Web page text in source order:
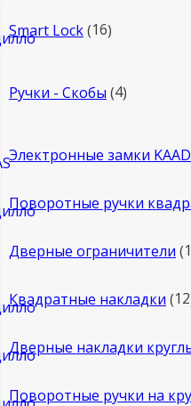
Smart Lock 1616
Ручки - Скобы 4товара
Электронные замки
Поворотные ручки
Дверные ограничители
Квадратные накладки 12
Дверные накладки
Поворотные ручки на